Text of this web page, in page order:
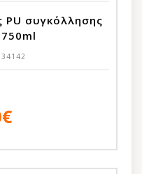
PU συγκόλλησης